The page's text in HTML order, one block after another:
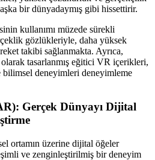
bir dünyadaymış gibi hissettirir.
kullanımı müzede sürekli
gözlükleriyle, daha yüksek
takibi sağlanmakta. Ayrıca,
tasarlanmış eğitici VR içerikleri,
bilimsel deneyimleri deneyimleme
Gerçek Dünyayı Dijital
ortamın üzerine dijital öğeler
ve zenginleştirilmiş bir deneyim